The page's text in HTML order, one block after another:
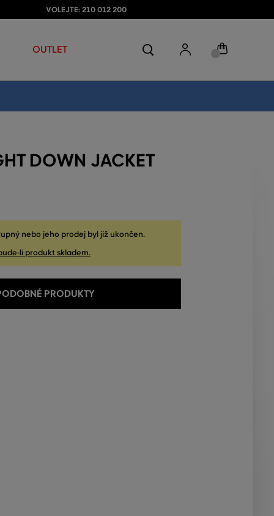
VOLEJTE: 210 012 200
OUTLET
DOWN JACKET
nebo jeho prodej byl již ukončen.
li produkt skladem.
PRODUKTY